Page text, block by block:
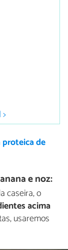
de
e noz:
caseira, o
acima
usaremos